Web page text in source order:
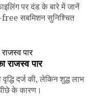
पर दंड के बारे में जानें
free सबमिशन सुनिश्चित
राजस्व पार
दर्ज की, लेकिन शुद्ध लाभ
के कारण।